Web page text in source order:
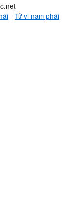
- Tử vi nam phái